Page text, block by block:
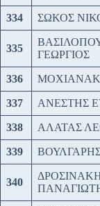
334 ΣΩΚΟΣ
335
ΓΕΩΡΓΙΟΣ
336
337 ΑΝΕΣΤΗΣ
338 ΑΛΑΤΑΣ
339
340